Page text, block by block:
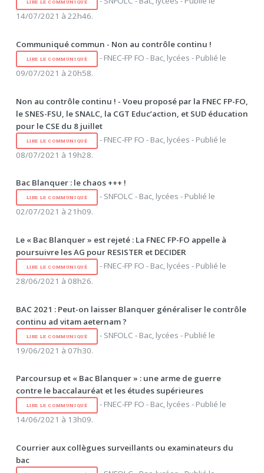
LIRE LE COMMUNIQUÉ
14/07/2021 à 22h46.
Communiqué commun - Non au contrôle continu !
LIRE LE COMMUNIQUÉ
- FNEC-FP FO - Bac, lycées - Publié le
09/07/2021 à 20h58.
Non au contrôle continu ! - Voeu proposé par la FNEC FP-FO,
le SNES-FSU, le SNALC, la CGT Educ’action, et SUD éducation
pour le CSE du 8 juillet
LIRE LE COMMUNIQUÉ
- FNEC-FP FO - Bac, lycées - Publié le
08/07/2021 à 19h28.
Bac Blanquer : le chaos +++ !
LIRE LE COMMUNIQUÉ
- SNFOLC - Bac, lycées - Publié le
02/07/2021 à 21h09.
Le « Bac Blanquer » est rejeté : La FNEC FP-FO appelle à
poursuivre les AG pour RESISTER et DECIDER
LIRE LE COMMUNIQUÉ
- FNEC-FP FO - Bac, lycées - Publié le
28/06/2021 à 08h26.
BAC 2021 : Peut-on laisser Blanquer généraliser le contrôle
continu ad vitam aeternam ?
LIRE LE COMMUNIQUÉ
- SNFOLC - Bac, lycées - Publié le
19/06/2021 à 07h30.
Parcoursup et « Bac Blanquer » : une arme de guerre
contre le baccalauréat et les études supérieures
LIRE LE COMMUNIQUÉ
- FNEC-FP FO - Bac, lycées - Publié le
14/06/2021 à 13h09.
Courrier aux collègues surveillants ou examinateurs du
bac